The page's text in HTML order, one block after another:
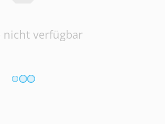
nicht verfügbar